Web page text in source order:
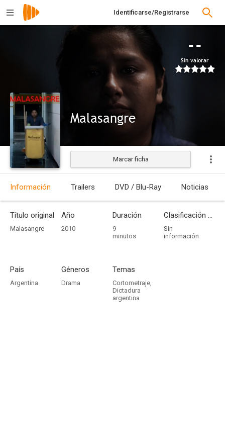
Identificarse/Registrarse
--
Sin valorar
Malasangre
Estrenada
Marcar ficha
Información Trailers DVD / Blu-Ray Noticias
Título original
Malasangre
Año
2010
Duración
9
minutos
Clasificación por edades
Sin
información
País
Argentina
Géneros
Drama
Temas
Cortometraje,
Dictadura
argentina